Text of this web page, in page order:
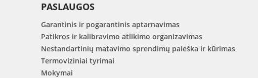
PASLAUGOS
Garantinis ir pogarantinis aptarnavimas
Patikros ir kalibravimo atlikimo organizavimas
Nestandartinių matavimo sprendimų paieška ir kūrimas
Termoviziniai tyrimai
Mokymai